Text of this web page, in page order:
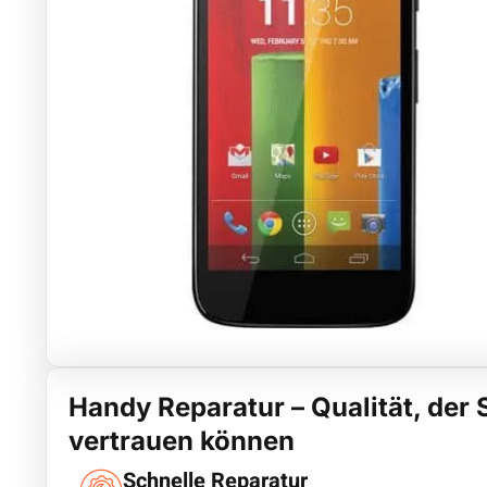
Handy Reparatur – Qualität, der
vertrauen können